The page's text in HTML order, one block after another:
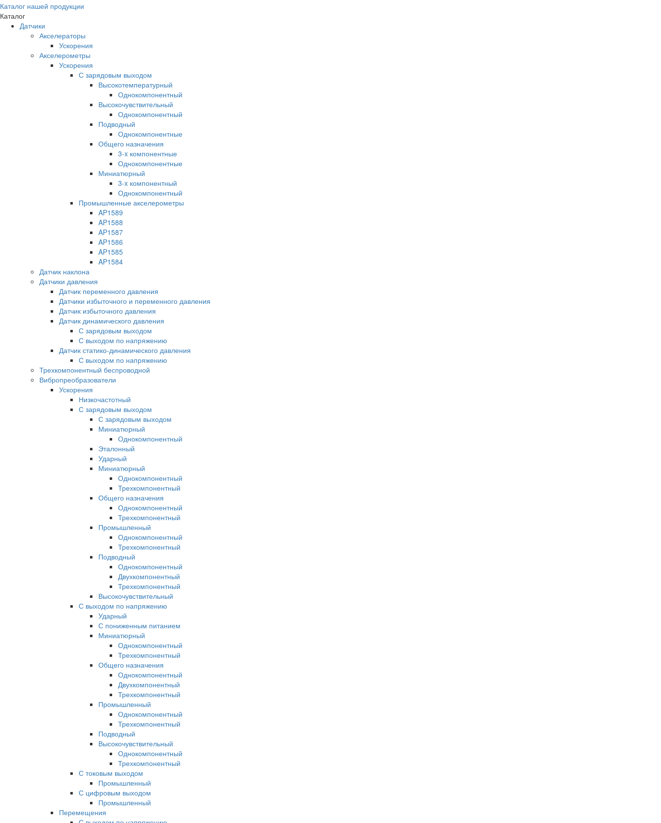
Каталог нашей продукции
Каталог
Датчики
Акселераторы
Ускорения
Акселерометры
Ускорения
С зарядовым выходом
Высокотемпературный
Однокомпонентный
Высокочувствительный
Однокомпонентный
Подводный
Однокомпонентные
Общего назначения
3-x компонентные
Однокомпонентные
Миниатюрный
3-x компонентный
Однокомпонентный
Промышленные акселерометры
AP1589
AP1588
AP1587
AP1586
AP1585
AP1584
Датчик наклона
Датчики давления
Датчик переменного давления
Датчики избыточного и переменного давления
Датчик избыточного давления
Датчик динамического давления
С зарядовым выходом
С выходом по напряжению
Датчик статико-динамического давления
С выходом по напряжению
Трехкомпонентный беспроводной
Вибропреобразователи
Ускорения
Низкочастотный
С зарядовым выходом
С зарядовым выходом
Миниатюрный
Однокомпонентный
Эталонный
Ударный
Миниатюрный
Однокомпонентный
Трехкомпонентный
Общего назначения
Однокомпонентный
Трехкомпонентный
Промышленный
Однокомпонентный
Трехкомпонентный
Подводный
Однокомпонентный
Двухкомпонентный
Трехкомпонентный
Высокочувствительный
С выходом по напряжению
Ударный
С пониженным питанием
Миниатюрный
Однокомпонентный
Трехкомпонентный
Общего назначения
Однокомпонентный
Двухкомпонентный
Трехкомпонентный
Промышленный
Однокомпонентный
Трехкомпонентный
Подводный
Высокочувствительный
Однокомпонентный
Трехкомпонентный
С токовым выходом
Промышленный
С цифровым выходом
Промышленный
Перемещения